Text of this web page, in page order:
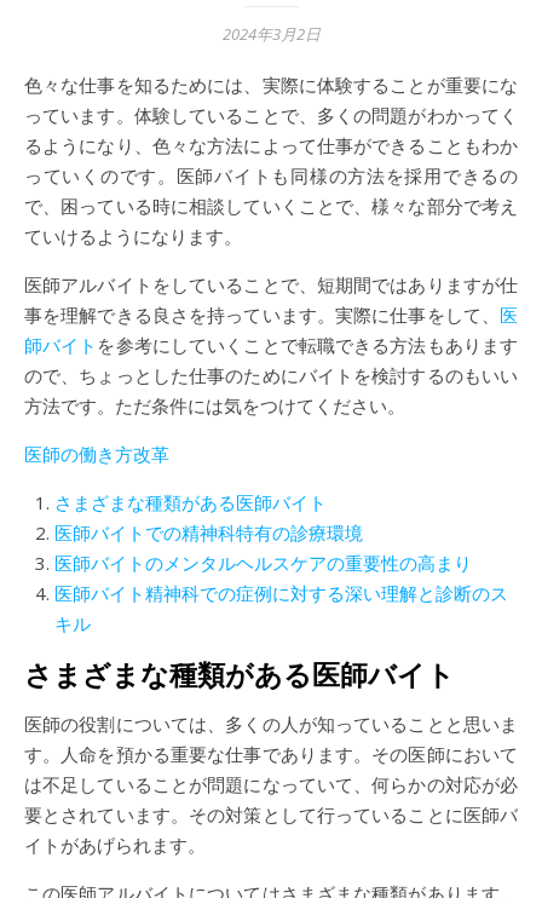
2024年3月2日
色々な仕事を知るためには、実際に体験することが重要にな
っています。体験していることで、多くの問題がわかってく
るようになり、色々な方法によって仕事ができることもわか
っていくのです。医師バイトも同様の方法を採用できるの
で、困っている時に相談していくことで、様々な部分で考え
ていけるようになります。
医師アルバイトをしていることで、短期間ではありますが仕
事を理解できる良さを持っています。実際に仕事をして、 医
師バイト を参考にしていくことで転職できる方法もあります
ので、ちょっとした仕事のためにバイトを検討するのもいい
方法です。ただ条件には気をつけてください。
医師の働き方改革
さまざまな種類がある医師バイト
医師バイトでの精神科特有の診療環境
医師バイトのメンタルヘルスケアの重要性の高まり
医師バイト精神科での症例に対する深い理解と診断のス
キル
さまざまな種類がある医師バイト
医師の役割については、多くの人が知っていることと思いま
す。人命を預かる重要な仕事であります。その医師において
は不足していることが問題になっていて、何らかの対応が必
要とされています。その対策として行っていることに医師バ
イトがあげられます。
この医師アルバイトについてはさまざまな種類があります。